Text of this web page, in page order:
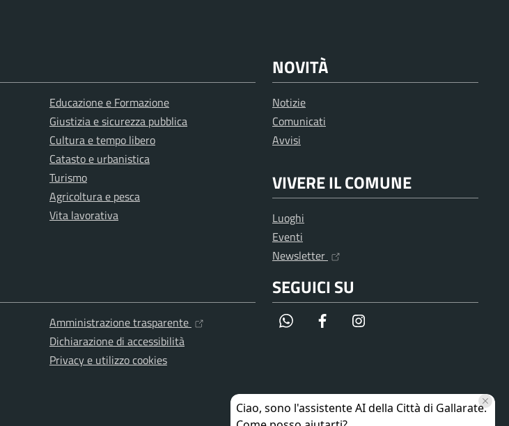
Educazione e Formazione
Giustizia e sicurezza pubblica
Cultura e tempo libero
Catasto e urbanistica
Turismo
Agricoltura e pesca
Vita lavorativa
NOVITÀ
Notizie
Comunicati
Avvisi
VIVERE IL COMUNE
Luoghi
Eventi
Newsletter
Amministrazione trasparente
Dichiarazione di accessibilità
Privacy e utilizzo cookies
SEGUICI SU
WhatsApp Facebook